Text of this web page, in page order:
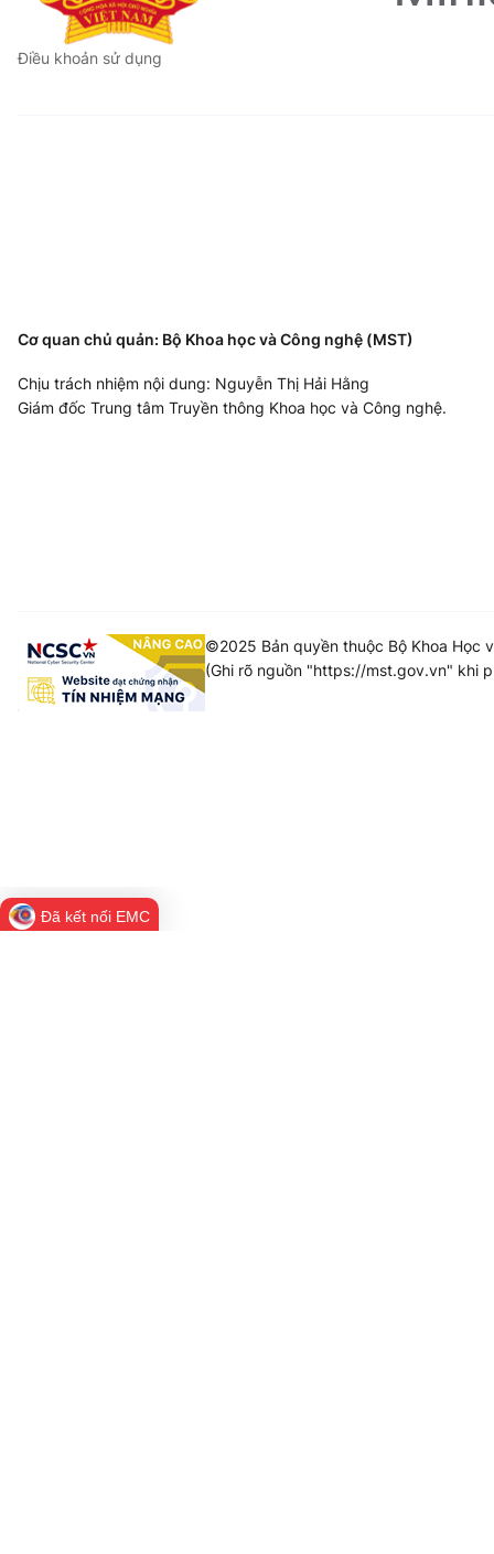
Điều khoản sử dụng
Cơ quan chủ quản: Bộ Khoa học và Công nghệ (MST)
Chịu trách nhiệm nội dung: Nguyễn Thị Hải Hằng
Giám đốc Trung tâm Truyền thông Khoa học và Công nghệ.
©2025 Bản quyền thuộc Bộ Khoa Học
(Ghi rõ nguồn "https://mst.gov.vn" khi
Đã kết nối EMC